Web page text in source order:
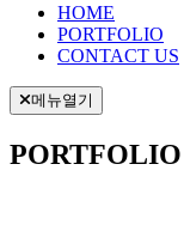
HOME
PORTFOLIO
CONTACT US
메뉴열기
PORTFOLIO